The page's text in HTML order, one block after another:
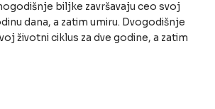
biljke završavaju ceo svoj
dana, a zatim umiru. Dvogodišnje
životni ciklus za dve godine, a zatim